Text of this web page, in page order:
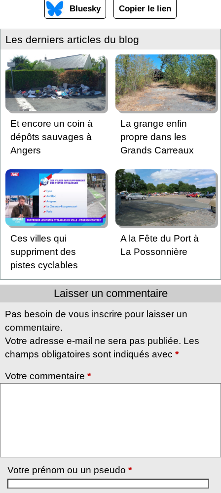
Bluesky Copier le lien
Les derniers articles du blog
Et encore un coin à
dépôts sauvages à
Angers
La grange enfin
propre dans les
Grands Carreaux
Ces villes qui
suppriment des
pistes cyclables
A la Fête du Port à
La Possonnière
Laisser un commentaire
Pas besoin de vous inscrire pour laisser un
commentaire.
Votre adresse e-mail ne sera pas publiée. Les
champs obligatoires sont indiqués avec *
Votre commentaire *
Votre prénom ou un pseudo *